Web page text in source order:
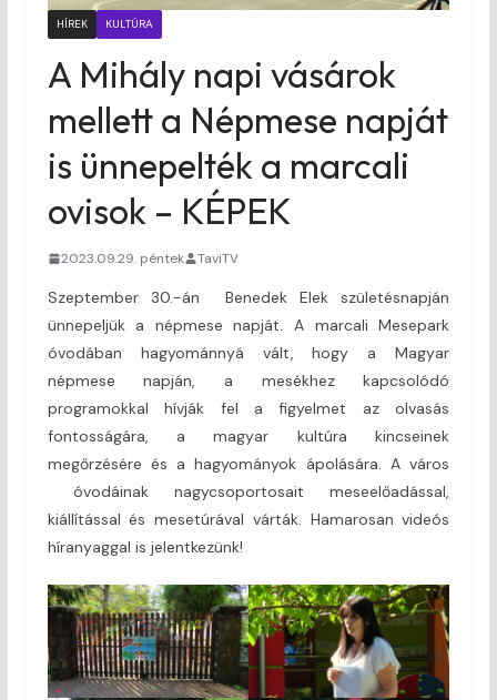
HÍREK KULTÚRA
A Mihály napi vásárok
mellett a Népmese napját
is ünnepelték a marcali
ovisok – KÉPEK
2023.09.29. péntek TaviTV
Szeptember 30.-án Benedek Elek születésnapján
ünnepeljük a népmese napját. A marcali Mesepark
óvodában hagyománnyá vált, hogy a Magyar
népmese napján, a mesékhez kapcsolódó
programokkal hívják fel a figyelmet az olvasás
fontosságára, a magyar kultúra kincseinek
megőrzésére és a hagyományok ápolására. A város
óvodáinak nagycsoportosait meseelőadással,
kiállítással és mesetúrával várták. Hamarosan videós
híranyaggal is jelentkezünk!